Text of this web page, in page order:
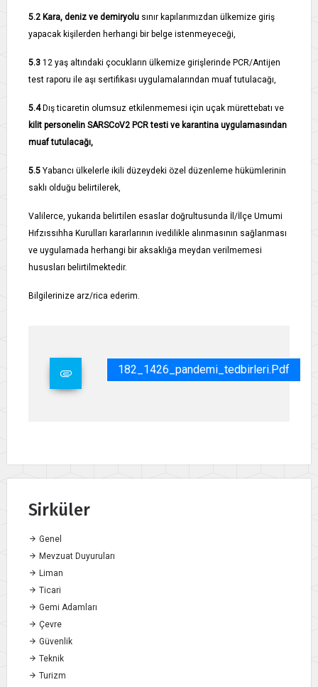
5.2­ Kara, deniz ve demiryolu sınır kapılarımızdan ülkemize giriş
yapacak kişilerden herhangi bir belge istenmeyeceği,
5.3­ 12 yaş altındaki çocukların ülkemize girişlerinde PCR/Antijen
test raporu ile aşı sertifikası uygulamalarından muaf tutulacağı,
5.4­Dış ticaretin olumsuz etkilenmemesi için uçak mürettebatı ve
kilit personelin SARS­CoV­2 PCR testi ve karantina uygulamasından
muaf tutulacağı,
5.5­ Yabancı ülkelerle ikili düzeydeki özel düzenleme hükümlerinin
saklı olduğu belirtilerek,
Valilerce, yukarıda belirtilen esaslar doğrultusunda İl/İlçe Umumi
Hıfzıssıhha Kurulları kararlarının ivedilikle alınmasının sağlanması
ve uygulamada herhangi bir aksaklığa meydan verilmemesi
hususları belirtilmektedir.
Bilgilerinize arz/rica ederim.
182_1426_pandemi_tedbirleri.pdf
Sirküler
Genel
Mevzuat Duyuruları
Liman
Ticari
Gemi Adamları
Çevre
Güvenlik
Teknik
Turizm